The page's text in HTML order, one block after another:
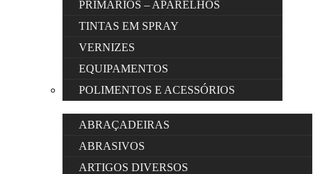
PRIMÁRIOS – APARELHOS
TINTAS EM SPRAY
VERNIZES
EQUIPAMENTOS
POLIMENTOS E ACESSÓRIOS
ABRAÇADEIRAS
ABRASIVOS
ARTIGOS DIVERSOS